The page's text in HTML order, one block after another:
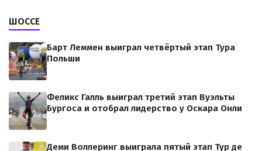
ШОССЕ
Барт Леммен выиграл четвёртый этап Тура
Польши
Феликс Галль выиграл третий этап Вуэльты
Бургоса и отобрал лидерство у Оскара Онли
Деми Воллеринг выиграла пятый этап Тур де